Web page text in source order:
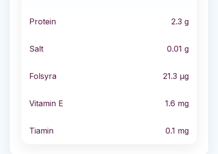
Protein 2.3 g
Salt 0.01 g
Folsyra 21.3 µg
Vitamin E 1.6 mg
Tiamin 0.1 mg